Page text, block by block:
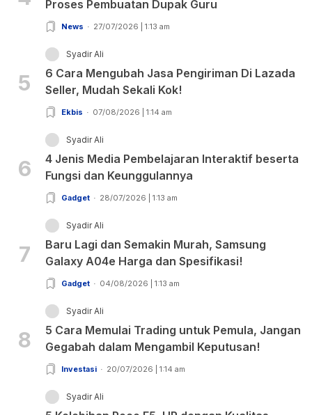
Proses Pembuatan Dupak Guru
News 27/07/2026 | 1:13 am
5
Syadir Ali
6 Cara Mengubah Jasa Pengiriman Di Lazada
Seller, Mudah Sekali Kok!
Ekbis 07/08/2026 | 1:14 am
6
Syadir Ali
4 Jenis Media Pembelajaran Interaktif beserta
Fungsi dan Keunggulannya
Gadget 28/07/2026 | 1:13 am
7
Syadir Ali
Baru Lagi dan Semakin Murah, Samsung
Galaxy A04e Harga dan Spesifikasi!
Gadget 04/08/2026 | 1:13 am
8
Syadir Ali
5 Cara Memulai Trading untuk Pemula, Jangan
Gegabah dalam Mengambil Keputusan!
Investasi 20/07/2026 | 1:14 am
Syadir Ali